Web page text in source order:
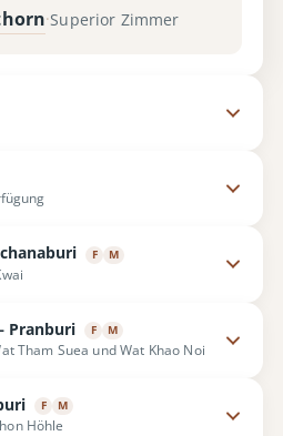
·Superior Zimmer
F M
Pranburi F M
Tham Suea und Wat Khao Noi
F M
Höhle